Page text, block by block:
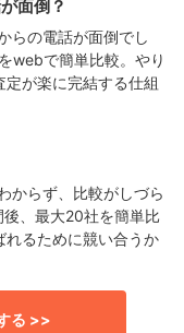
面倒？
らの電話が面倒でし
webで簡単比較。やり
が楽に完結する仕組
からず、比較がしづら
、最大20社を簡単比
るために競い合うか
る >>